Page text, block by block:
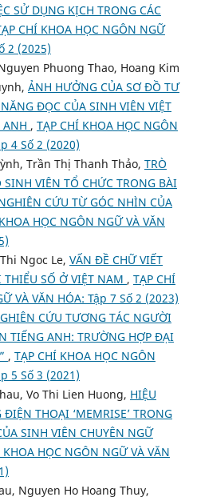
SỬ DỤNG KỊCH TRONG CÁC
CHÍ KHOA HỌC NGÔN NGỮ
2 (2025)
Phuong Thao, Hoang Kim
ẢNH HƯỞNG CỦA SƠ ĐỒ TƯ
ĐỌC CỦA SINH VIÊN VIỆT
, TẠP CHÍ KHOA HỌC NGÔN
4 Số 2 (2020)
Trần Thị Thanh Thảo, TRÒ
VIÊN TỔ CHỨC TRONG BÀI
CỨU TỪ GÓC NHÌN CỦA
HỌC NGÔN NGỮ VÀ VĂN
Ngoc Le, VẤN ĐỀ CHỮ VIẾT
SỐ Ở VIỆT NAM , TẠP CHÍ
VÀ VĂN HÓA: Tập 7 Số 2 (2023)
CỨU TƯƠNG TÁC NGƯỜI
TIẾNG ANH: TRƯỜNG HỢP ĐẠI
, TẠP CHÍ KHOA HỌC NGÔN
5 Số 3 (2021)
Vo Thi Lien Huong, HIỆU
THOẠI ‘MEMRISE’ TRONG
SINH VIÊN CHUYÊN NGỮ
KHOA HỌC NGÔN NGỮ VÀ VĂN
Nguyen Ho Hoang Thuy,